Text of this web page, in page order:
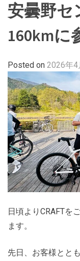
安曇野セ
160kmに
Posted on 2026年4
日頃よりCRAFTを
ます。
先日、お客様とと